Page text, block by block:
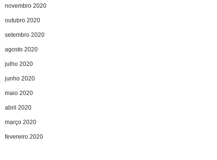
novembro 2020
outubro 2020
setembro 2020
agosto 2020
julho 2020
junho 2020
maio 2020
abril 2020
março 2020
fevereiro 2020